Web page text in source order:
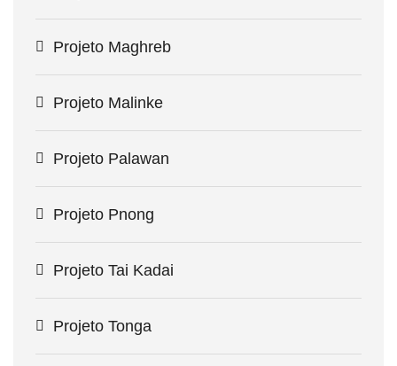
Projeto Maghreb
Projeto Malinke
Projeto Palawan
Projeto Pnong
Projeto Tai Kadai
Projeto Tonga